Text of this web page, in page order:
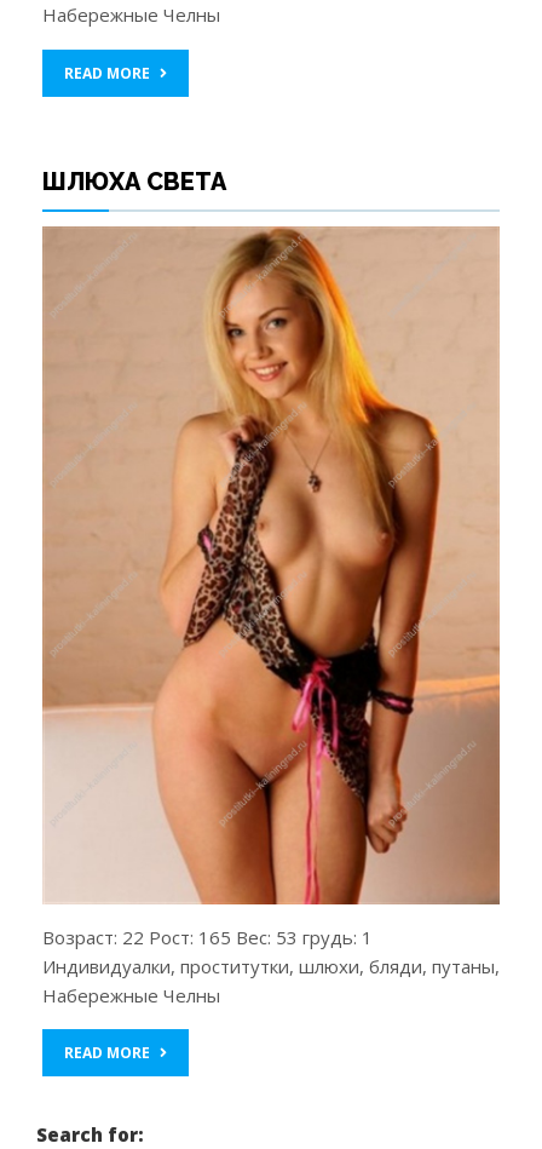
Набережные Челны
READ MORE
ШЛЮХА СВЕТА
Возраст: 22 Рост: 165 Вес: 53 грудь: 1
Индивидуалки, проститутки, шлюхи, бляди, путаны,
Набережные Челны
READ MORE
Search for: